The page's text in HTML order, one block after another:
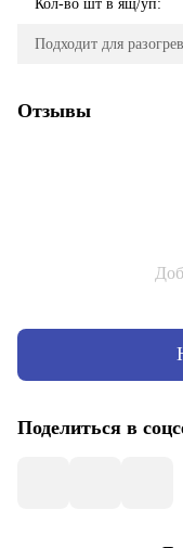
Кол-во шт в ящ/уп:
Подходит для
Отзывы
Поделиться в